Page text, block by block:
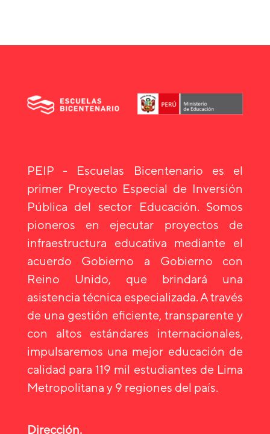
PEIP - Escuelas Bicentenario es el
primer Proyecto Especial de Inversión
Pública del sector Educación. Somos
pioneros en ejecutar proyectos de
infraestructura educativa mediante el
acuerdo Gobierno a Gobierno con
Reino Unido, que brindará una
asistencia técnica especializada. A través
de una gestión eficiente, transparente y
con altos estándares internacionales,
impulsaremos una mejor educación de
calidad para 119 mil estudiantes de Lima
Metropolitana y 9 regiones del país.
Dirección.